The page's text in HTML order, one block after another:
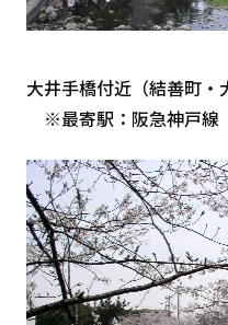
大井手橋付近（結善町・
※最寄駅：阪急神戸